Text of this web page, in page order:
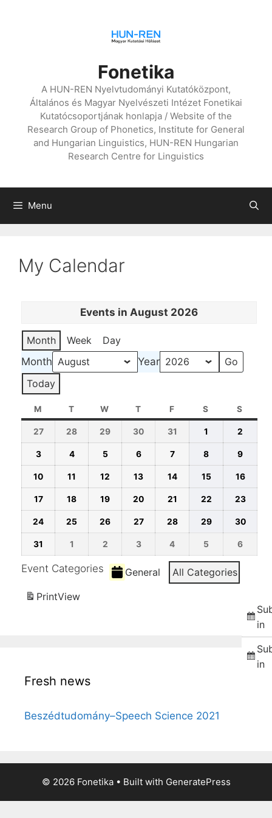
Fonetika
A HUN-REN Nyelvtudományi Kutatóközpont,
Általános és Magyar Nyelvészeti Intézet Fonetikai
Kutatócsoportjának honlapja / Website of the
Research Group of Phonetics, Institute for General
and Hungarian Linguistics, HUN-REN Hungarian
Research Centre for Linguistics
Menu
My Calendar
Events in August 2026
Month Week
Day
Month
Year
Today
M MONDAY
T TUESDAY
W WEDNESDAY
T THURSDAY
F FRIDAY
S SATURDAY
S
27
2026-
07-
28
2026-
07-
29
2026-
07-
30
2026-
07-
31
07-
1
08-
2
08-
3
08-
03
4
08-
5
08-
05
6
08-
06
7
08-
07
8
08-
08
9
08-
09
10
2026-
08-
11
2026-
08-
12
2026-
08-
13
2026-
08-
14
2026-
08-
15
2026-
08-
16
08-
17
2026-
08-
18
2026-
08-
19
2026-
08-
20
2026-
08-
21
2026-
08-
22
2026-
08-
23
08-
24
2026-
08-
25
2026-
08-
26
2026-
08-
27
2026-
08-
28
2026-
08-
29
2026-
08-
30
08-
31
08-
31
1
09-
01
2
09-
02
3
09-
03
4
09-
04
5
09-
05
6
09-
Event Categories General All Categories
in
in
PrintView
Fresh news
Beszédtudomány–Speech Science 2021
© 2026 Fonetika• Built with GeneratePress